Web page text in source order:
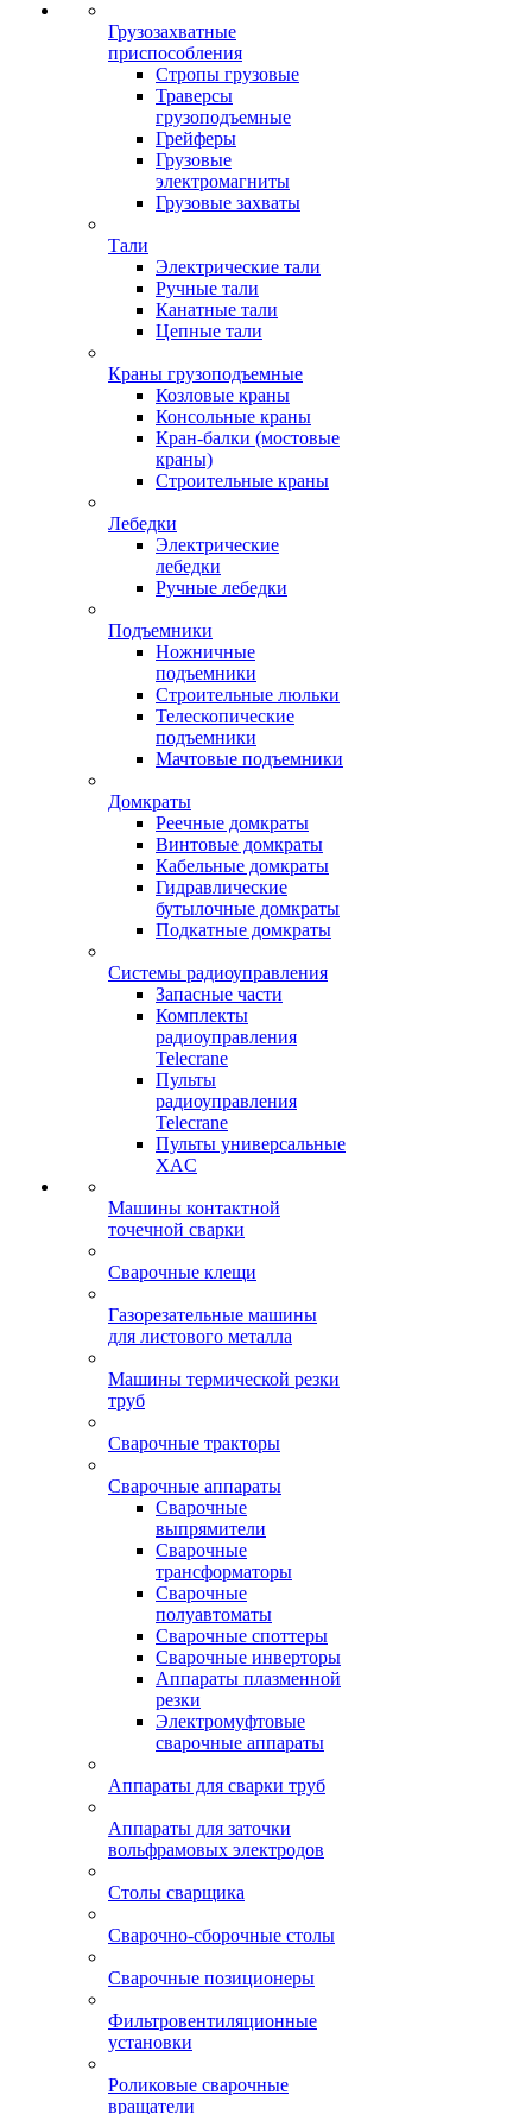
Грузозахватные
приспособления
Стропы грузовые
Траверсы
грузоподъемные
Грейферы
Грузовые
электромагниты
Грузовые захваты
Тали
Электрические тали
Ручные тали
Канатные тали
Цепные тали
Краны грузоподъемные
Козловые краны
Консольные краны
Кран-балки (мостовые
краны)
Строительные краны
Лебедки
Электрические
лебедки
Ручные лебедки
Подъемники
Ножничные
подъемники
Строительные люльки
Телескопические
подъемники
Мачтовые подъемники
Домкраты
Реечные домкраты
Винтовые домкраты
Кабельные домкраты
Гидравлические
бутылочные домкраты
Подкатные домкраты
Системы радиоуправления
Запасные части
Комплекты
радиоуправления
Telecrane
Пульты
радиоуправления
Telecrane
Пульты универсальные
XAC
Машины контактной
точечной сварки
Сварочные клещи
Газорезательные машины
для листового металла
Машины термической резки
труб
Сварочные тракторы
Сварочные аппараты
Сварочные
выпрямители
Сварочные
трансформаторы
Сварочные
полуавтоматы
Сварочные споттеры
Сварочные инверторы
Аппараты плазменной
резки
Электромуфтовые
сварочные аппараты
Аппараты для сварки труб
Аппараты для заточки
вольфрамовых электродов
Столы сварщика
Сварочно-сборочные столы
Сварочные позиционеры
Фильтровентиляционные
установки
Роликовые сварочные
вращатели